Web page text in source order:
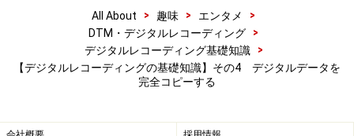
All About > 趣味 > エンタメ
>
DTM・デジタルレコーディング
>
デジタルレコーディング基礎知識
>
【デジタルレコーディングの基礎知識】その4 デジタルデータを
完全コピーする